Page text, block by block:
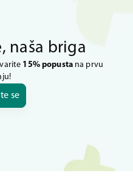
naša briga
15% popustana prvu
se